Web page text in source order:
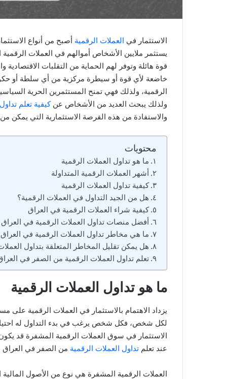
الاستثمار في العملات الرقمية أصبح من أنواع
يستثمر ملايين الأشخاص أموالهم في العملات الرقمية
قوة هائلة وتوفر لهم الحماية من التقلبات
خاضعة لأي قوة أو سيطرة مركزية من أي سلطة أو
الرقمية، ولذلك فهي تمنح المستثمرين الحرية
ولذلك يبحث العديد من الأشخاص عنكيفية تعلم
والاستفادة من هذه الفرصة الاستثمارية التي يمكن
محتويات
ما هو تداول العملات الرقمية
أشهر العملات الرقمية المتداولة
كيفية تداول العملات الرقمية
هل من الجيد التداول في العملات الرقمية؟
كيفية شراء العملات الرقمية في العراق
أفضل منصات تداول العملات الرقمية في العراق
ما هي مخاطر تداول العملات الرقمية في العراق
هل يمكن تقليل المخاطر المتعلقة بتداول
تعلم تداول العملات الرقمية من الصفر في
ما هو تداول العملات الرقمية
يزداد الاهتمام بالاستثمار في العملات الرقمية على
لكل شخص، فكل شخص يرغب في بدء التداول له
الاستثمار في سوق العملات الرقمية المشفرة قد
عند تعلم تداول العملات الرقمية من الصفر في العراق
العملات الرقمية المشفرة هي نوع من الأصول